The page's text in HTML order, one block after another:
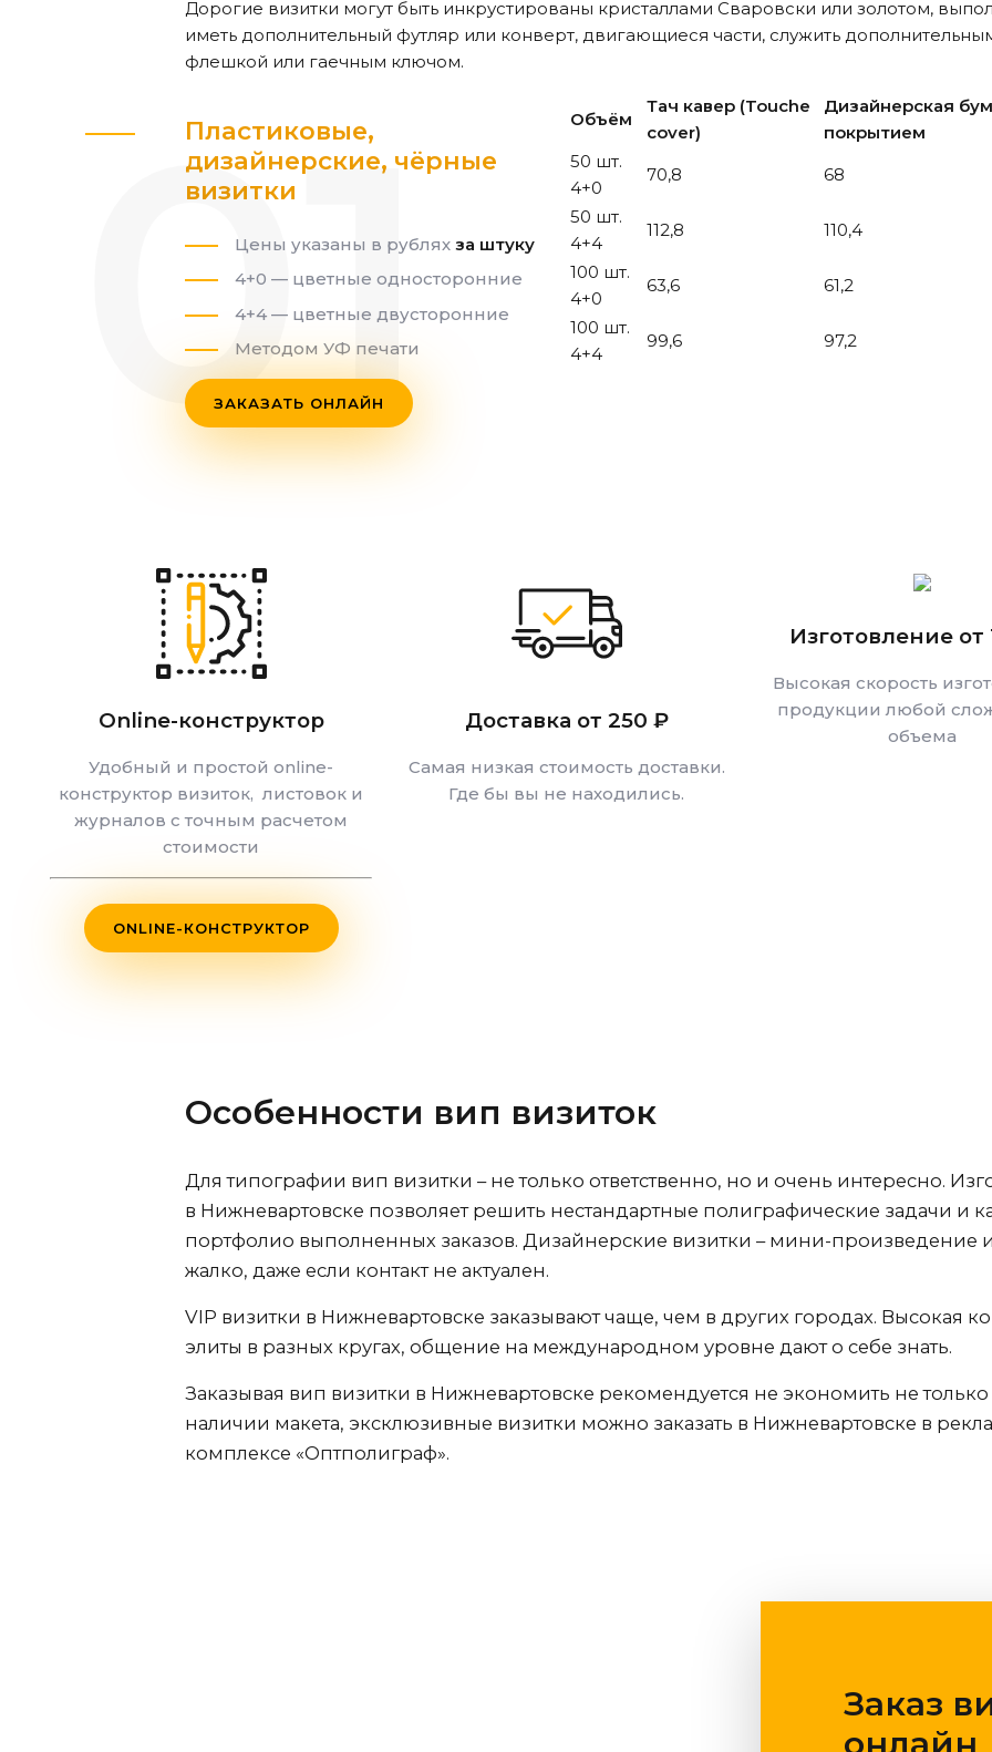
Дорогие визитки могут быть инкрустированы кристаллами Сваровски или золотом,
иметь дополнительный футляр или конверт, двигающиеся части, служить
флешкой или гаечным ключом.
Пластиковые,
дизайнерские, чёрные
визитки
Цены указаны в рублях за штуку
4+0 — цветные односторонние
4+4 — цветные двусторонние
Методом УФ печати
ЗАКАЗАТЬ ОНЛАЙН
Объём
Тач кавер (Touche
cover)
Дизайнерская
покрытием
50 шт.
4+0
70,8
68
50 шт.
4+4
112,8
110,4
100 шт.
4+0
63,6
61,2
100 шт.
4+4
99,6 97,2
Online-конструктор
Удобный и простой online-
конструктор визиток, листовок и
журналов с точным расчетом
стоимости
ONLINE-КОНСТРУКТОР
Доставка от 250 ₽
Самая низкая стоимость доставки.
Где бы вы не находились.
Изготовление от
Высокая скорость
продукции любой
объема
Особенности вип визиток
Для типографии вип визитки – не только ответственно, но и очень интересно.
в Нижневартовске позволяет решить нестандартные полиграфические задачи и
портфолио выполненных заказов. Дизайнерские визитки – мини-произведение
жалко, даже если контакт не актуален.
VIP визитки в Нижневартовске заказывают чаще, чем в других городах. Высокая
элиты в разных кругах, общение на международном уровне дают о себе знать.
Заказывая вип визитки в Нижневартовске рекомендуется не экономить не
наличии макета, эксклюзивные визитки можно заказать в Нижневартовске в
комплексе «Оптполиграф».
Заказ
онлайн